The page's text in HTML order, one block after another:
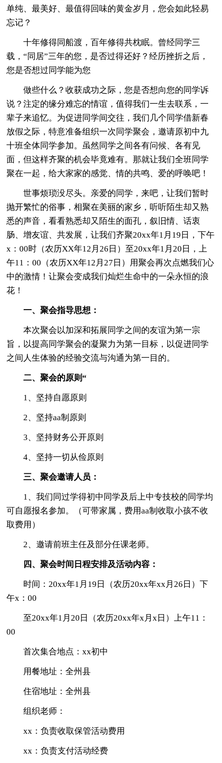
单纯、最美好、最值得回味的黄金岁月，您会如此轻易
忘记？
十年修得同船渡，百年修得共枕眠。曾经同学三
载，“同居”三年的您，是否过得还好？经历挫折之后，
您是否想过同学能为您
做些什么？收获成功之际，您是否想向您的同学诉
说？注定的缘分难忘的情谊，值得我们一生去联系，一
辈子来追忆。为促进同学间交往，我们几个同学借新春
放假之际，特意准备组织一次同学聚会，邀请原初中九
十班全体同学参加。虽然同学之间各有问候、各有见
面，但这样齐聚的机会毕竟难有。那就让我们全班同学
聚在一起，给大家家的感觉、情的共鸣、爱的呼唤吧！
世事烦琐没尽头。亲爱的同学，来吧，让我们暂时
抛开繁忙的俗事，相聚在美丽的家乡，听听陌生却又熟
悉的声音，看看熟悉却又陌生的面孔，叙旧情、话衷
肠、增友谊、共发展，让我们齐聚20xx年1月19日，下午
x：00时（农历XX年12月26日）至20xx年1月20日，上
午11：00（农历XX年12月27日）用聚会再次点燃我们心
中的激情！让聚会变成我们灿烂生命中的一朵永恒的浪
花！
一、聚会指导思想：
本次聚会以加深和拓展同学之间的友谊为第一宗
旨，以提高同学聚会的凝聚力为第一目标，以促进同学
之间人生体验的经验交流与沟通为第一目的。
二、聚会的原则“
1、坚持自愿原则
2、坚持aa制原则
3、坚持财务公开原则
4、坚持一切从俭原则
三、聚会邀请人员：
1、我们同过学得初中同学及后上中专技校的同学均
可自愿报名参加。（可带家属，费用aa制收取小孩不收
取费用）
2、邀请前班主任及部分任课老师。
四、聚会时间日程安排及活动内容：
时间：20xx年1月19日（农历20xx年xx月26日）下
午x：00
至20xx年1月20日（农历20xx年x月x日）上午11：
00
首次集合地点：xx初中
用餐地址：全州县
住宿地址：全州县
组织老师：
xx：负责收取保管活动费用
xx：负责支付活动经费